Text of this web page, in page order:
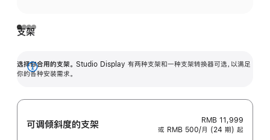
支架
选择你合用的支架。 Studio Display 有两种支架和一种支架转换器可选，以满足
你的各种安装需求。
展
可调倾斜度的支架
RMB 11,999
或 RMB 500/月 (24 期) 起